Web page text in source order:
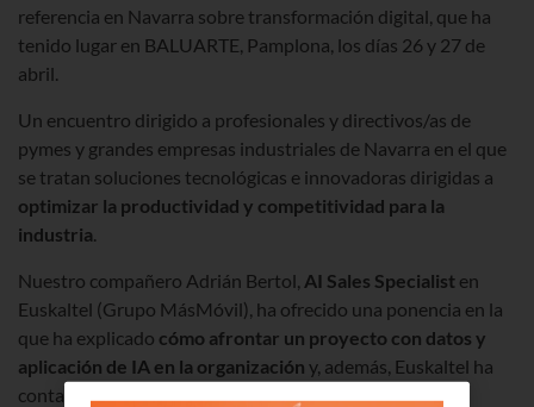
referencia en Navarra sobre transformación digital, que ha
tenido lugar en BALUARTE, Pamplona, los días 26 y 27 de
abril.
Un encuentro dirigido a profesionales y directivos/as de
pymes y grandes empresas industriales de Navarra en el que
se tratan soluciones tecnológicas e innovadoras dirigidas a
optimizar la productividad y competitividad para la
industria.
Nuestro compañero Adrián Bertol, AI Sales Specialist en
Euskaltel (Grupo MásMóvil), ha ofrecido una ponencia en la
que ha explicado cómo afrontar un proyecto con datos y
aplicación de IA en la organización y, además, Euskaltel ha
contado con unstanden el que hemos realizado